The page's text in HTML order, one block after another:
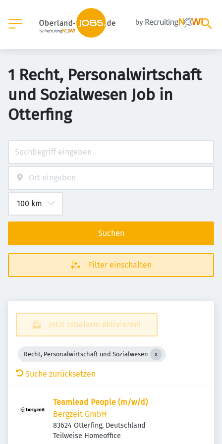
1 Recht, Personalwirtschaft
und Sozialwesen Job in
Otterfing
Suchen
Filter einschalten
Jetzt Jobalarm aktivieren!
Recht, Personalwirtschaft und Sozialwesen
Suche zurücksetzen
Teamlead People (m/w/d)
Bergzeit GmbH
83624 Otterfing, Deutschland
Teilweise Homeoffice